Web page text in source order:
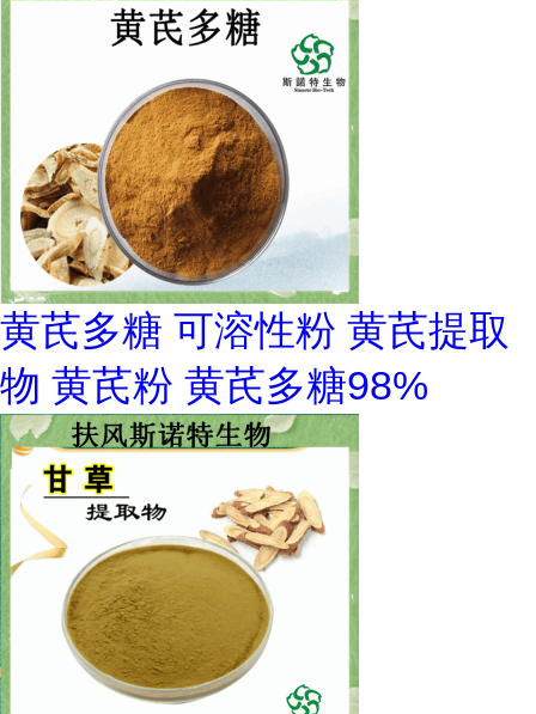
黄芪多糖 可溶性粉 黄芪提取
物 黄芪粉 黄芪多糖98%